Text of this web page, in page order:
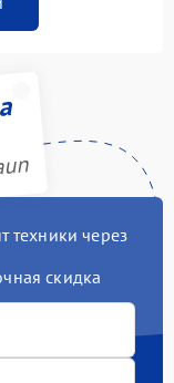
техники через
скидка